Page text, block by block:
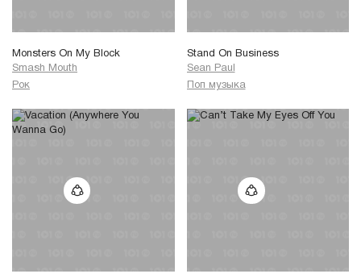
Monsters On My Block
Smash Mouth
Рок
Stand On Business
Sean Paul
Поп музыка